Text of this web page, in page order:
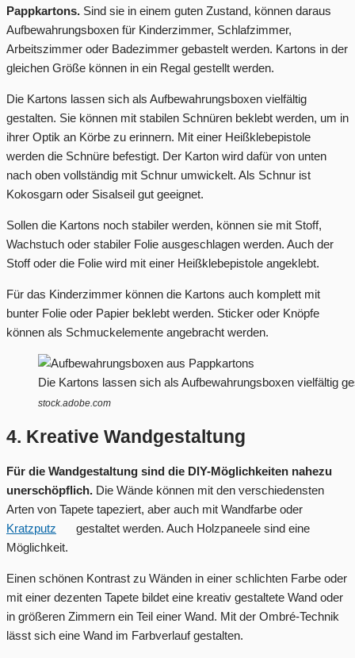
Pappkartons. Sind sie in einem guten Zustand, können daraus
Aufbewahrungsboxen für Kinderzimmer, Schlafzimmer,
Arbeitszimmer oder Badezimmer gebastelt werden. Kartons in der
gleichen Größe können in ein Regal gestellt werden.
Die Kartons lassen sich als Aufbewahrungsboxen vielfältig
gestalten. Sie können mit stabilen Schnüren beklebt werden, um in
ihrer Optik an Körbe zu erinnern. Mit einer Heißklebepistole
werden die Schnüre befestigt. Der Karton wird dafür von unten
nach oben vollständig mit Schnur umwickelt. Als Schnur ist
Kokosgarn oder Sisalseil gut geeignet.
Sollen die Kartons noch stabiler werden, können sie mit Stoff,
Wachstuch oder stabiler Folie ausgeschlagen werden. Auch der
Stoff oder die Folie wird mit einer Heißklebepistole angeklebt.
Für das Kinderzimmer können die Kartons auch komplett mit
bunter Folie oder Papier beklebt werden. Sticker oder Knöpfe
können als Schmuckelemente angebracht werden.
Die Kartons lassen sich als Aufbewahrungsboxen vielfältig
stock.adobe.com
4. Kreative Wandgestaltung
Für die Wandgestaltung sind die DIY-Möglichkeiten nahezu
unerschöpflich. Die Wände können mit den verschiedensten
Arten von Tapete tapeziert, aber auch mit Wandfarbe oder
Kratzputz
gestaltet werden. Auch Holzpaneele sind eine
Möglichkeit.
Einen schönen Kontrast zu Wänden in einer schlichten Farbe oder
mit einer dezenten Tapete bildet eine kreativ gestaltete Wand oder
in größeren Zimmern ein Teil einer Wand. Mit der Ombré-Technik
lässt sich eine Wand im Farbverlauf gestalten.